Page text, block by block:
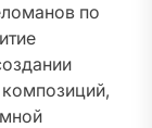
по